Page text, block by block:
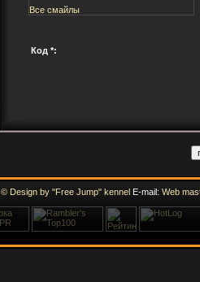
Все смайлы
Код *:
© Design by "Free Jump" kennelE-mail: Web